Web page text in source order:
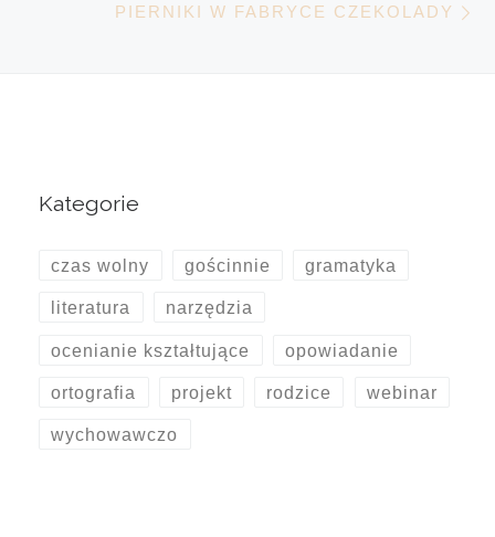
PIERNIKI W FABRYCE CZEKOLADY
Kategorie
czas wolny gościnnie gramatyka
literatura narzędzia
ocenianie kształtujące opowiadanie
ortografia projekt rodzice webinar
wychowawczo